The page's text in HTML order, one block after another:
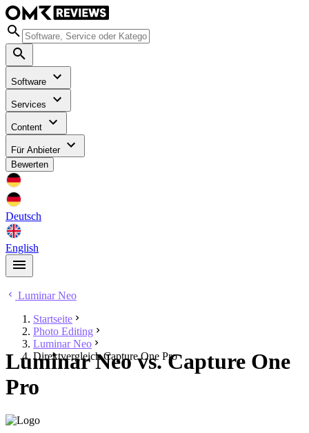
Software
Services
Content
Für Anbieter
Bewerten
Deutsch
English
Luminar Neo
Startseite
Photo Editing
Luminar Neo
Direktvergleich Capture One Pro
Luminar Neo vs. Capture One
Pro